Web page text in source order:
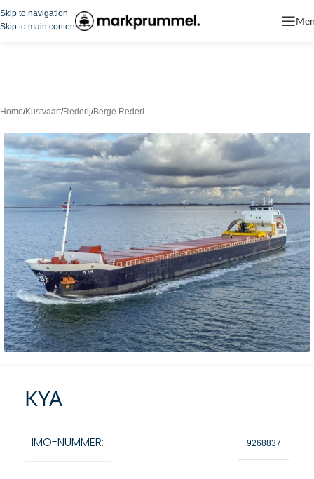
Skip to navigation
Skip to main content
Home/Kustvaart/Rederij/Berge Rederi
KYA
IMO-NUMMER: 9268837